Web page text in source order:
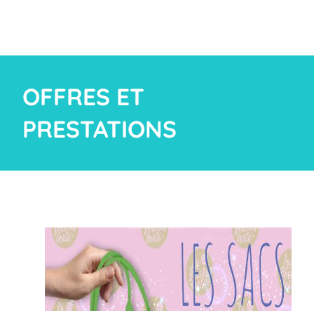
OFFRES ET
PRESTATIONS